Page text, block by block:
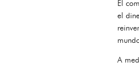
El
el
A